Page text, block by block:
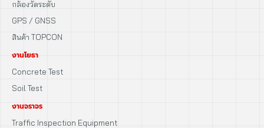
กล้องวัดระดับ
GPS / GNSS
สินค้า TOPCON
งานโยธา
Concrete Test
Soil Test
งานจราจร
Traffic Inspection Equipment